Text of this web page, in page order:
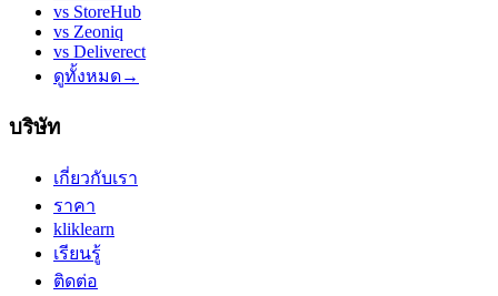
vs StoreHub
vs Zeoniq
vs Deliverect
ดูทั้งหมด→
บริษัท
เกี่ยวกับเรา
ราคา
kliklearn
เรียนรู้
ติดต่อ